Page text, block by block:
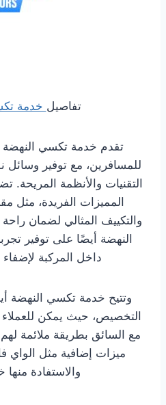
تفاصيل خدمة
تقدم خدمة تكسي النهضة
للمسافرين، مع توفير
التقنيات والأنظمة المريحة.
المميزات الفريدة، مثل
والتكييف المثالي لضمان
النهضة أيضًا على توفير
داخل المركبة
وتتيح خدمة تكسي النهضة
التخصيص، حيث يمكن للعملاء
مع السائق بطريقة ملائمة
ميزات إضافية مثل الواي
والاستفادة منها